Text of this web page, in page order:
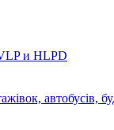
и HLPD
автобусів,